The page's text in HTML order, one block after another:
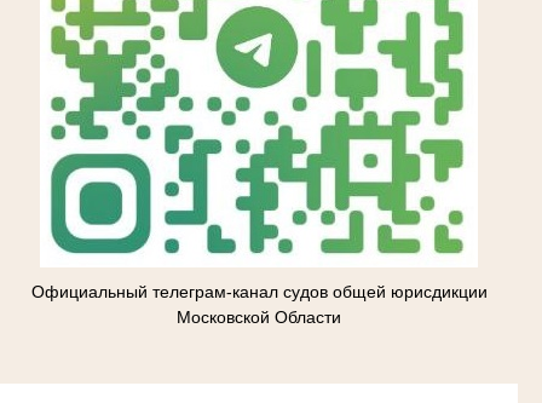
Официальный телеграм-канал судов общей юрисдикции
Московской Области